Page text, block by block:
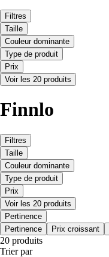
Filtres
Taille
Couleur dominante
Type de produit
Prix
Voir les 20 produits
Finnlo
Filtres
Taille
Couleur dominante
Type de produit
Prix
Voir les 20 produits
Pertinence
Pertinence
Prix croissant
20 produits
Trier par